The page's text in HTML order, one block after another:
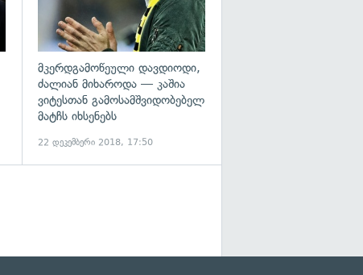
მკერდგამოწეული დავდიოდი,
ძალიან მიხაროდა — კაშია
ვიტესთან გამოსამშვიდობებელ
მატჩს იხსენებს
22 დეკემბერი 2018, 17:50